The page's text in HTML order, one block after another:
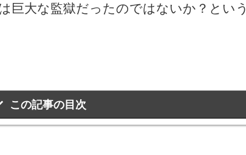
巨大な監獄だったのではないか？という
この記事の目次